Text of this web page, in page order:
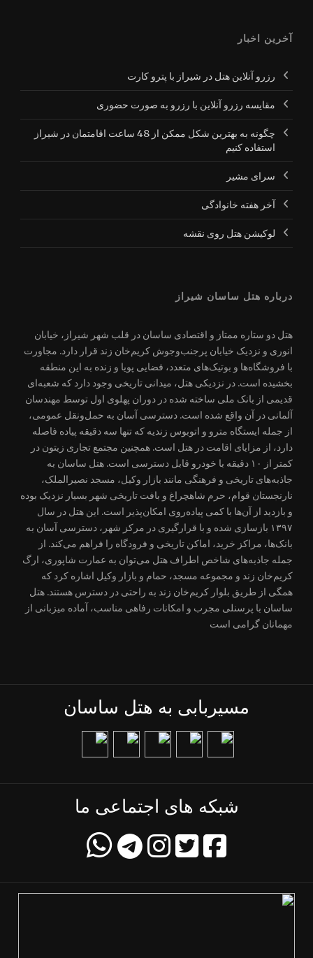
آخرین اخبار
رزرو آنلاین هتل در شیراز با پترو کارت
مقایسه رزرو آنلاین با رزرو به صورت حضوری
چگونه به بهترین شکل ممکن از 48 ساعت اقامتمان در شیراز
استفاده کنیم
سرای مشیر
آخر هفته خانوادگی
لوکیشن هتل روی نقشه
درباره هتل ساسان شیراز
هتل دو ستاره ممتاز و اقتصادی ساسان در قلب شهر شیراز، خیابان
انوری و نزدیک خیابان پرجنب‌وجوش کریم‌خان زند قرار دارد. مجاورت
با فروشگاه‌ها و بوتیک‌های متعدد، فضایی پویا و زنده به این منطقه
بخشیده است. در نزدیکی هتل، میدانی تاریخی وجود دارد که شعبه‌ای
قدیمی از بانک ملی ساخته شده در دوران پهلوی اول توسط مهندسان
آلمانی در آن واقع شده است. دسترسی آسان به حمل‌ونقل عمومی،
از جمله ایستگاه مترو و اتوبوس زندیه که تنها سه دقیقه پیاده فاصله
دارد، از مزایای اقامت در هتل است. همچنین مجتمع تجاری زیتون در
کمتر از ۱۰ دقیقه با خودرو قابل دسترسی است. هتل ساسان به
جاذبه‌های تاریخی و فرهنگی مانند بازار وکیل، مسجد نصیرالملک،
نارنجستان قوام، حرم شاهچراغ و بافت تاریخی شهر بسیار نزدیک بوده
و بازدید از آن‌ها با کمی پیاده‌روی امکان‌پذیر است. این هتل در سال
۱۳۹۷ بازسازی شده و با قرارگیری در مرکز شهر، دسترسی آسان به
بانک‌ها، مراکز خرید، اماکن تاریخی و فرودگاه را فراهم می‌کند. از
جمله جاذبه‌های شاخص اطراف هتل می‌توان به عمارت شاپوری، ارگ
کریم‌خان زند و مجموعه مسجد، حمام و بازار وکیل اشاره کرد که
همگی از طریق بلوار کریم‌خان زند به راحتی در دسترس هستند. هتل
ساسان با پرسنلی مجرب و امکانات رفاهی مناسب، آماده میزبانی از
مهمانان گرامی است
مسیربابی به هتل ساسان
شبکه های اجتماعی ما